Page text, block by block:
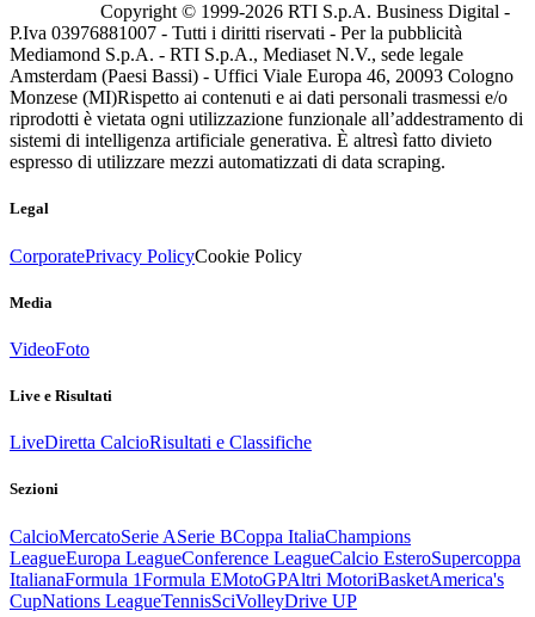
Copyright © 1999-2026 RTI S.p.A. Business Digital -
P.Iva 03976881007 - Tutti i diritti riservati - Per la pubblicità
Mediamond S.p.A. - RTI S.p.A., Mediaset N.V., sede legale
Amsterdam (Paesi Bassi) - Uffici Viale Europa 46, 20093 Cologno
Monzese (MI)Rispetto ai contenuti e ai dati personali trasmessi e/o
riprodotti è vietata ogni utilizzazione funzionale all’addestramento di
sistemi di intelligenza artificiale generativa. È altresì fatto divieto
espresso di utilizzare mezzi automatizzati di data scraping.
Legal
CorporatePrivacy PolicyCookie Policy
Media
VideoFoto
Live e Risultati
LiveDiretta CalcioRisultati e Classifiche
Sezioni
CalcioMercatoSerie ASerie BCoppa ItaliaChampions
LeagueEuropa LeagueConference LeagueCalcio EsteroSupercoppa
ItalianaFormula 1Formula EMotoGPAltri MotoriBasketAmerica's
CupNations LeagueTennisSciVolleyDrive UP